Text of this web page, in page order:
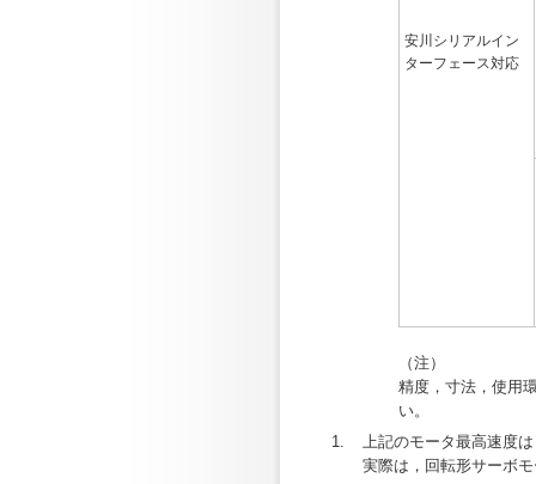
安川シリアルイン
ターフェース対応
（注）
精度，寸法，使用
い。
1.
上記のモータ最高速度
実際は，回転形サーボ